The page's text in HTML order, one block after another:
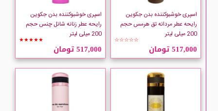
JM
Johnwin
LIMPIO
LOREAL
اسپری خوشبوکننده بدن جکوین
رایحه عطر مردانه تق هرمس حجم
200 میلی لیتر
☆☆☆☆☆
517,000 تومان
اسپری خوشبوکننده بدن جکوین
رایحه عطر زنانه شانل چنس حجم
200 میلی لیتر
★★★★★
517,000 تومان